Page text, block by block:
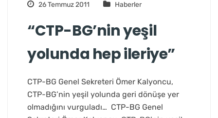
26 Temmuz 2011 Haberler
“CTP-BG’nin yeşil
yolunda hep ileriye”
CTP-BG Genel Sekreteri Ömer Kalyoncu,
CTP-BG’nin yeşil yolunda geri dönüşe yer
olmadığını vurguladı… CTP-BG Genel